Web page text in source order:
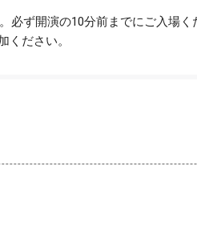
必ず開演の10分前までにご入場
ください。